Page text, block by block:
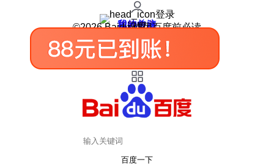
登录
我的关注
我的收藏
皮肤中心
用户反馈
设置
©2026 Baidu 使用百度前必读
百度一下